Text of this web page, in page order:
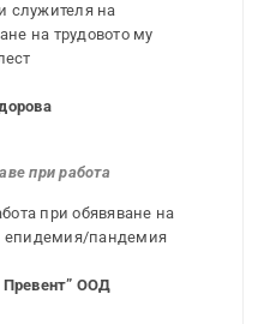
служителя на
на трудовото му
при работа
при обявяване на
епидемия/пандемия
Превент” ООД